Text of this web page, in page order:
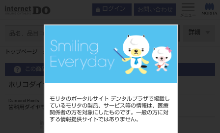
モリタのポータルサイト デンタルプラザで掲載し
ているモリタの製品、サービス等の情報は、医療
関係者の方を対象にしたものです。一般の方に対
する情報提供サイトではありません。
ログイン お問い合わせ
メニュー
詳細
トップページ ホリコダイヤモンドポイントFG 大型 7入 1r
この商品に関するお問い合わせ
ホリコダイヤモンドポイントFG 大型 7入 1r
Diamond Points
歯科用ダイヤモンドバー